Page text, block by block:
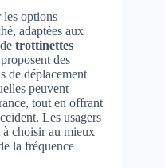
les options
adaptées aux
trottinettes
des
de déplacement
peuvent
tout en offrant
Les usagers
à choisir au mieux
la fréquence